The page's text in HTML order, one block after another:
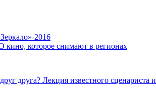
2016
кино, которое снимают в регионах
друга? Лекция известного сценариста и